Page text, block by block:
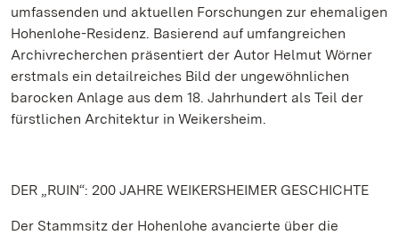
umfassenden und aktuellen Forschungen zur ehemaligen
Hohenlohe-Residenz. Basierend auf umfangreichen
Archivrecherchen präsentiert der Autor Helmut Wörner
erstmals ein detailreiches Bild der ungewöhnlichen
barocken Anlage aus dem 18. Jahrhundert als Teil der
fürstlichen Architektur in Weikersheim.
DER „RUIN“: 200 JAHRE WEIKERSHEIMER GESCHICHTE
Der Stammsitz der Hohenlohe avancierte über die